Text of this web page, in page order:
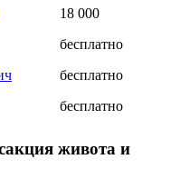
18 000
бесплатно
бесплатно
бесплатно
живота и